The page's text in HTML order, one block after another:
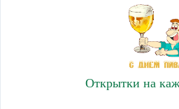
Открытки на